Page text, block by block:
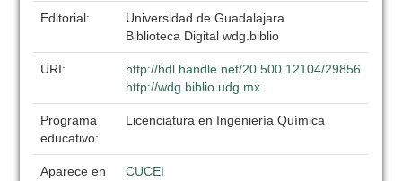
Editorial:
Universidad de Guadalajara
Biblioteca Digital wdg.biblio
URI:
http://hdl.handle.net/20.500.12104/29856
http://wdg.biblio.udg.mx
Programa
educativo:
Licenciatura en Ingeniería Química
Aparece en
CUCEI